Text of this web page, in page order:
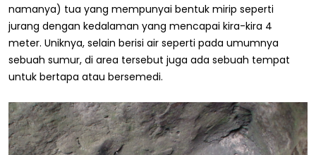
namanya) tua yang mempunyai bentuk mirip seperti
jurang dengan kedalaman yang mencapai kira-kira 4
meter. Uniknya, selain berisi air seperti pada umumnya
sebuah sumur, di area tersebut juga ada sebuah tempat
untuk bertapa atau bersemedi.